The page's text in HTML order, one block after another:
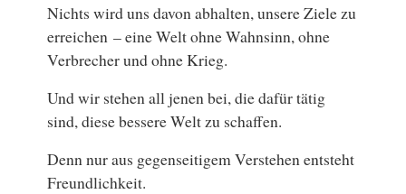
Nichts wird uns davon abhalten, unsere Ziele zu
erreichen – eine Welt ohne Wahnsinn, ohne
Verbrecher und ohne Krieg.
Und wir stehen all jenen bei, die dafür tätig
sind, diese bessere Welt zu schaffen.
Denn nur aus gegenseitigem Verstehen entsteht
Freundlichkeit.